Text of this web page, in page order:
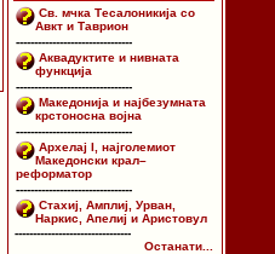
Св. мчка Тесалоникија со
Авкт и Таврион
--------------------------------
Аквадуктите и нивната
функција
--------------------------------
Македонија и најбезумната
крстоносна војна
--------------------------------
Архелај I, најголемиот
Македонски крал–
реформатор
--------------------------------
Стахиј, Амплиј, Урван,
Наркис, Апелиј и Аристовул
--------------------------------
Останати...